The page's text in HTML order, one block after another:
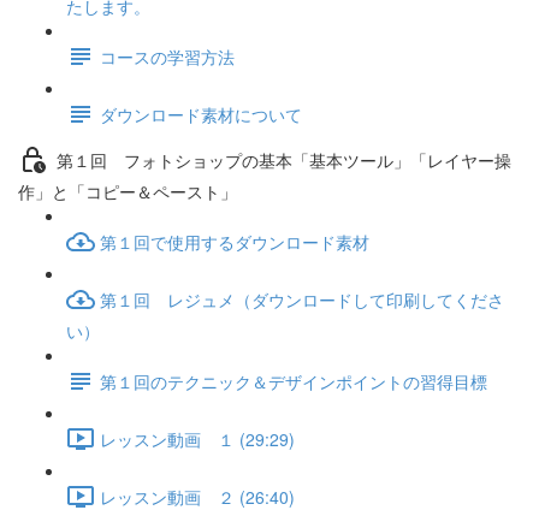
たします。
コースの学習方法
ダウンロード素材について
第１回 フォトショップの基本「基本ツール」「レイヤー操
作」と「コピー＆ペースト」
第１回で使用するダウンロード素材
第１回 レジュメ（ダウンロードして印刷してくださ
い）
第１回のテクニック＆デザインポイントの習得目標
レッスン動画 １ (29:29)
レッスン動画 ２ (26:40)